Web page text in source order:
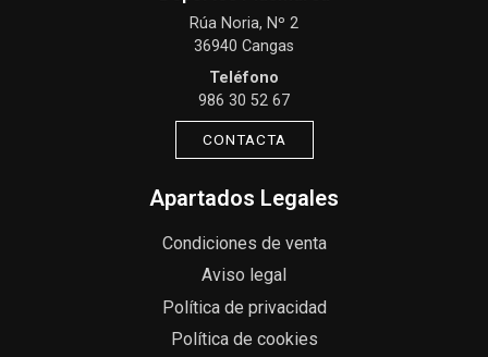
Rúa Noria, Nº 2
36940 Cangas
Teléfono
986 30 52 67
CONTACTA
Apartados Legales
Condiciones de venta
Aviso legal
Política de privacidad
Política de cookies